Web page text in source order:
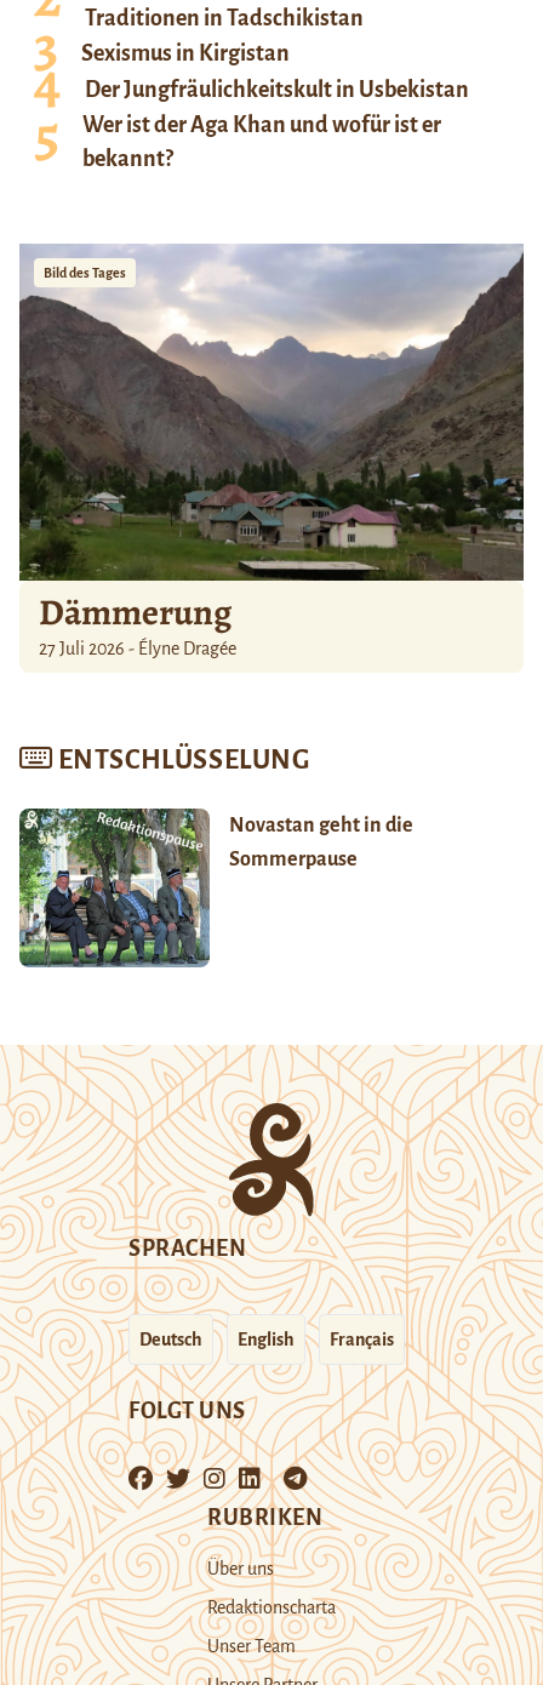
Traditionen in Tadschikistan
Sexismus in Kirgistan
Der Jungfräulichkeitskult in Usbekistan
Wer ist der Aga Khan und wofür ist er
bekannt?
Bild des Tages
Dämmerung
27 Juli 2026 - Élyne Dragée
ENTSCHLÜSSELUNG
Novastan geht in die
Sommerpause
SPRACHEN
Deutsch English Français
FOLGT UNS
RUBRIKEN
Über uns
Redaktionscharta
Unser Team